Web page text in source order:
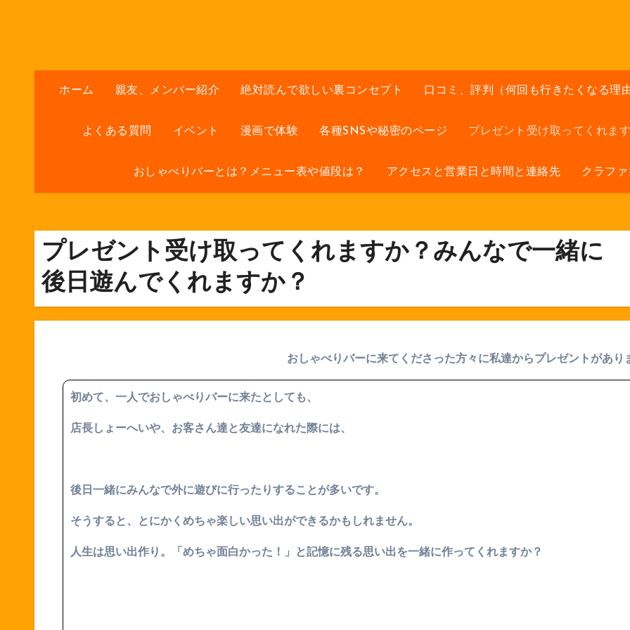
ホーム 親友、メンバー紹介 絶対読んで欲しい裏コンセプト 口コミ、評判（何回も行きたくなる理
よくある質問 イベント 漫画で体験 各種SNSや秘密のページ プレゼント受け取ってくれま
おしゃべりバーとは？メニュー表や値段は？ アクセスと営業日と時間と連絡先 クラフ
プレゼント受け取ってくれますか？みんなで一緒に
後日遊んでくれますか？
おしゃべりバーに来てくださった方々に私達からプレゼントがあり
初めて、一人でおしゃべりバーに来たとしても、
店長しょーへいや、お客さん達と友達になれた際には、
後日一緒にみんなで外に遊びに行ったりすることが多いです。
そうすると、とにかくめちゃ楽しい思い出ができるかもしれません。
人生は思い出作り。「めちゃ面白かった！」と記憶に残る思い出を一緒に作ってくれますか？